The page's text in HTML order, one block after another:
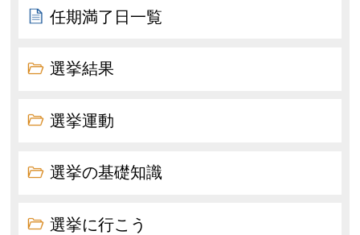
任期満了日一覧
選挙結果
選挙運動
選挙の基礎知識
選挙に行こう